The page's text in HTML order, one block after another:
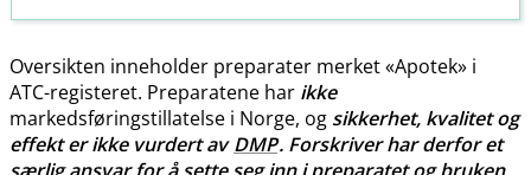
Oversikten inneholder preparater merket «Apotek» i
ATC-registeret. Preparatene har ikke
markedsføringstillatelse i Norge, og sikkerhet, kvalitet og
effekt er ikke vurdert avDMP. Forskriver har derfor et